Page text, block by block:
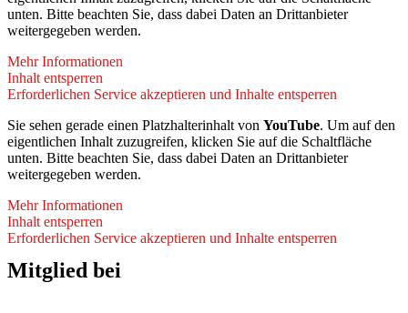
unten. Bitte beachten Sie, dass dabei Daten an Drittanbieter
weitergegeben werden.
Mehr Informationen
Inhalt entsperren
Erforderlichen Service akzeptieren und Inhalte entsperren
Sie sehen gerade einen Platzhalterinhalt von YouTube. Um auf den
eigentlichen Inhalt zuzugreifen, klicken Sie auf die Schaltfläche
unten. Bitte beachten Sie, dass dabei Daten an Drittanbieter
weitergegeben werden.
Mehr Informationen
Inhalt entsperren
Erforderlichen Service akzeptieren und Inhalte entsperren
Mitglied bei